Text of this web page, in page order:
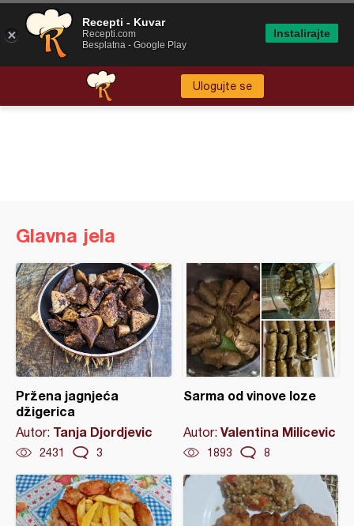
Ulogujte se
Glavna jela
Pržena jagnjeća
džigerica
Autor: Tanja Djordjevic
2431 3
Sarma od vinove loze
Autor: Valentina Milicevic
1893 8
Recepti - Kuvar
Recepti.com
Besplatna - Google Play
Instalirajte